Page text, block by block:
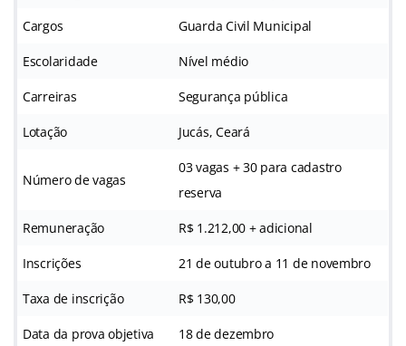
Cargos Guarda Civil Municipal
Escolaridade Nível médio
Carreiras Segurança pública
Lotação Jucás, Ceará
Número de vagas
03 vagas + 30 para cadastro
reserva
Remuneração R$ 1.212,00 + adicional
Inscrições 21 de outubro a 11 de novembro
Taxa de inscrição R$ 130,00
Data da prova objetiva 18 de dezembro